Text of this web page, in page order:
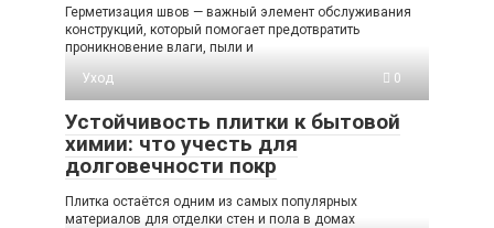
Герметизация швов — важный элемент обслуживания
конструкций, который помогает предотвратить
проникновение влаги, пыли и
Уход
0
Устойчивость плитки к бытовой
химии: что учесть для
долговечности покр
Плитка остаётся одним из самых популярных
материалов для отделки стен и пола в домах